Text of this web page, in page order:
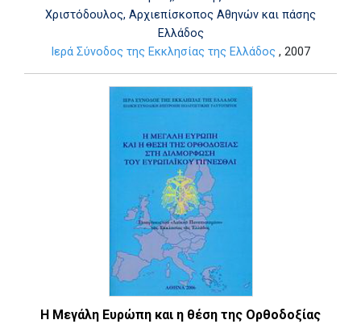
Χριστόδουλος, Αρχιεπίσκοπος Αθηνών και πάσης
Ελλάδος
Ιερά Σύνοδος της Εκκλησίας της Ελλάδος , 2007
Η Μεγάλη Ευρώπη και η θέση της Ορθοδοξίας